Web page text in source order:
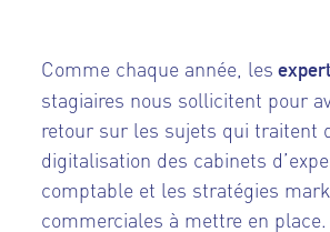
Comme chaque année, les
stagiaires nous sollicitent pour
retour sur les sujets qui traitent
digitalisation des cabinets
comptable et les stratégies
commerciales à mettre en